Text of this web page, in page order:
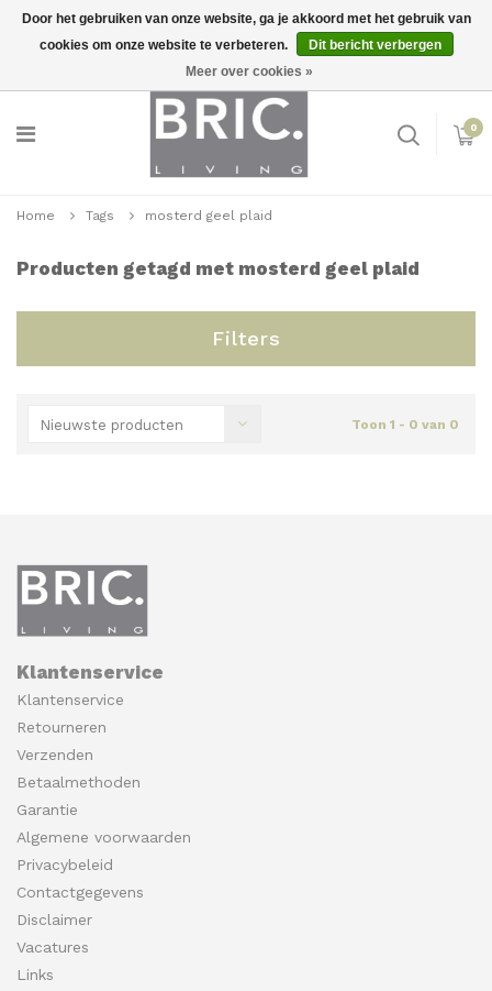
Inloggen
0
Home Tags mosterd geel plaid
Producten getagd met mosterd geel plaid
Filters
Nieuwste producten Toon 1 - 0 van 0
Klantenservice
Klantenservice
Retourneren
Verzenden
Betaalmethoden
Garantie
Algemene voorwaarden
Privacybeleid
Contactgegevens
Disclaimer
Vacatures
Links
Door het gebruiken van onze website, ga je akkoord met het gebruik van
cookies om onze website te verbeteren.
Dit bericht verbergen
Meer over cookies »